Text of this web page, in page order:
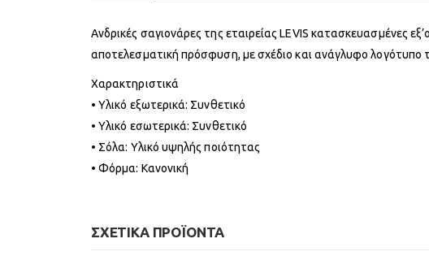
Ανδρικές σαγιονάρες της εταιρείας LEVIS κατασκευασμένες
αποτελεσματική πρόσφυση, με σχέδιο και ανάγλυφο λογότυπο
Χαρακτηριστικά
• Υλικό εξωτερικά: Συνθετικό
• Υλικό εσωτερικά: Συνθετικό
• Σόλα: Υλικό υψηλής ποιότητας
• Φόρμα: Κανονική
ΣΧΕΤΙΚΆ ΠΡΟΪΌΝΤΑ